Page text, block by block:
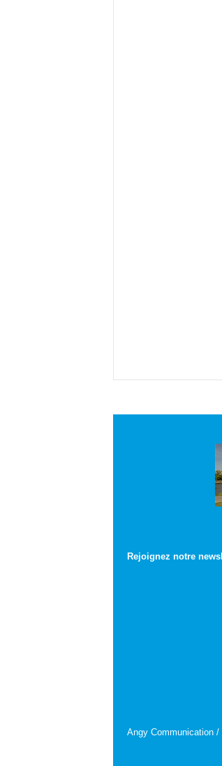
Rejoignez notre
Angy Communication /